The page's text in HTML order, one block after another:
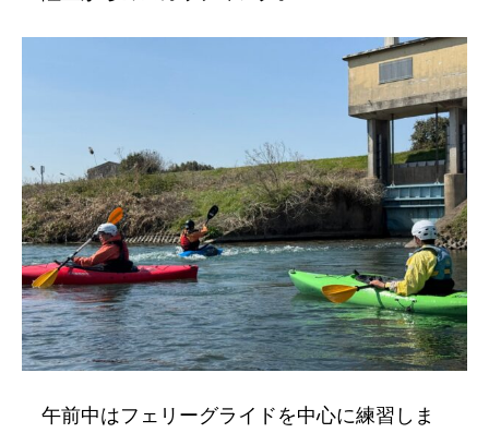
午前中はフェリーグライドを中心に練習しま